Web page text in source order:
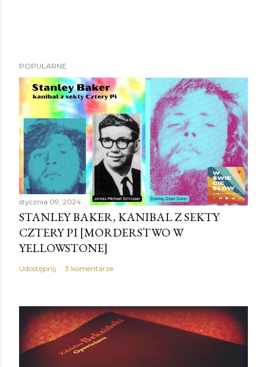
POPULARNE
stycznia 09, 2024
STANLEY BAKER, KANIBAL Z SEKTY
CZTERY PI [MORDERSTWO W
YELLOWSTONE]
Udostępnij 3 komentarze